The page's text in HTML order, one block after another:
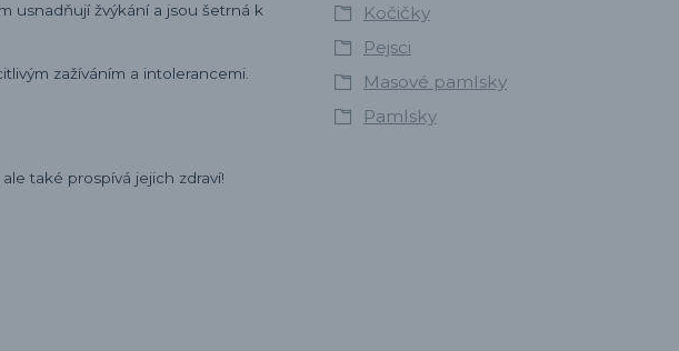
usnadňují žvýkání a jsou šetrná k
zažíváním a intolerancemi.
také prospívá jejich zdraví!
Kočičky
Pejsci
Masové pamlsky
Pamlsky